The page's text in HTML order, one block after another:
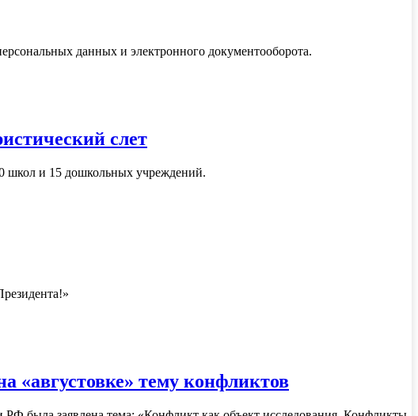
данных и электронного документооборота.
слет
школ и 15 дошкольных учреждений.
«августовке» тему конфликтов